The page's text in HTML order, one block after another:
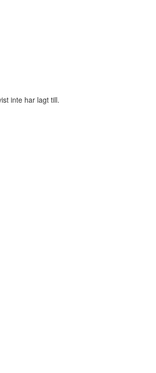
inte har lagt till.